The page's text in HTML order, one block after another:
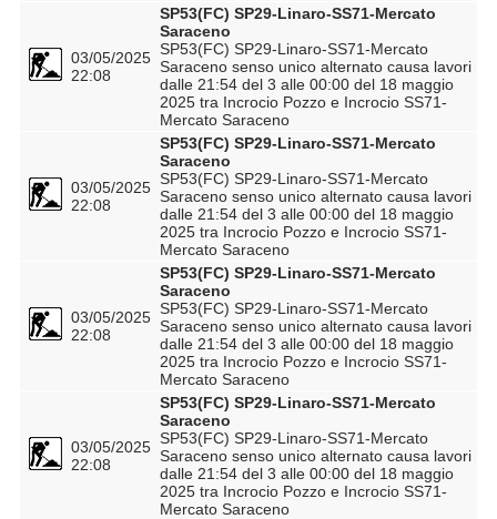
03/05/2025
22:08
SP53(FC) SP29-Linaro-SS71-Mercato
Saraceno
SP53(FC) SP29-Linaro-SS71-Mercato
Saraceno senso unico alternato causa lavori
dalle 21:54 del 3 alle 00:00 del 18 maggio
2025 tra Incrocio Pozzo e Incrocio SS71-
Mercato Saraceno
03/05/2025
22:08
SP53(FC) SP29-Linaro-SS71-Mercato
Saraceno
SP53(FC) SP29-Linaro-SS71-Mercato
Saraceno senso unico alternato causa lavori
dalle 21:54 del 3 alle 00:00 del 18 maggio
2025 tra Incrocio Pozzo e Incrocio SS71-
Mercato Saraceno
03/05/2025
22:08
SP53(FC) SP29-Linaro-SS71-Mercato
Saraceno
SP53(FC) SP29-Linaro-SS71-Mercato
Saraceno senso unico alternato causa lavori
dalle 21:54 del 3 alle 00:00 del 18 maggio
2025 tra Incrocio Pozzo e Incrocio SS71-
Mercato Saraceno
03/05/2025
22:08
SP53(FC) SP29-Linaro-SS71-Mercato
Saraceno
SP53(FC) SP29-Linaro-SS71-Mercato
Saraceno senso unico alternato causa lavori
dalle 21:54 del 3 alle 00:00 del 18 maggio
2025 tra Incrocio Pozzo e Incrocio SS71-
Mercato Saraceno